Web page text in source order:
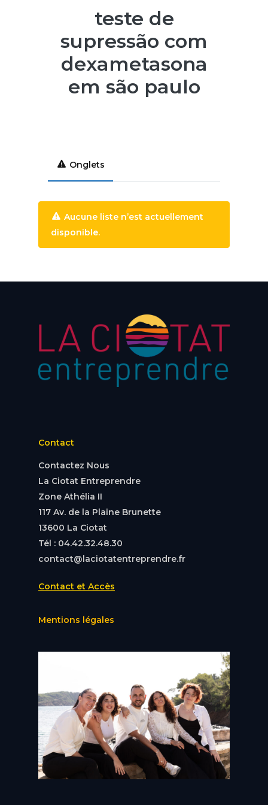
teste de
supressão com
dexametasona
em são paulo
Onglets
Aucune liste n’est actuellement
disponible.
Contact
Contactez Nous
La Ciotat Entreprendre
Zone Athélia II
117 Av. de la Plaine Brunette
13600 La Ciotat
Tél : 04.42.32.48.30
contact@laciotatentreprendre.fr
Contact et Accès
Mentions légales